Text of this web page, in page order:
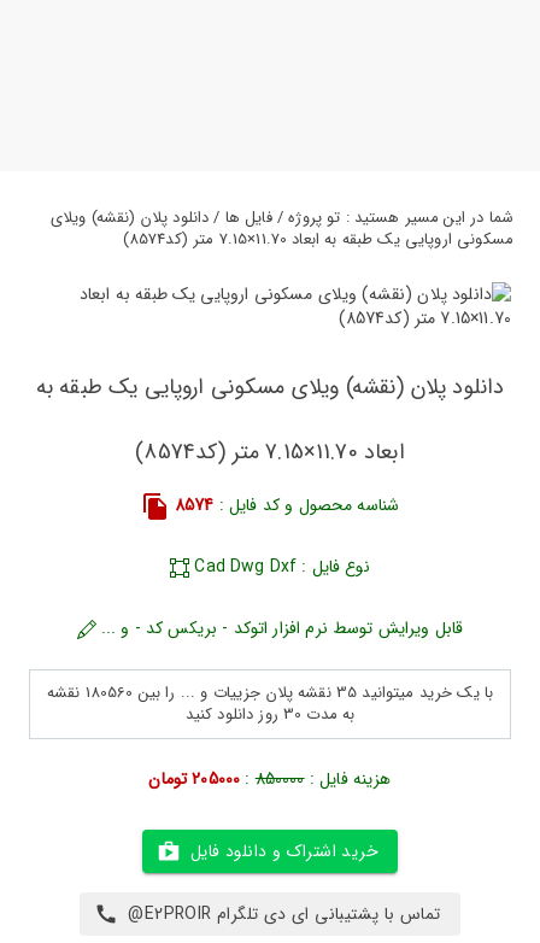
شما در این مسیر هستید : تو پروژه / فایل ها / دانلود پلان (نقشه) ویلای
مسکونی اروپایی یک طبقه به ابعاد 11.70×7.15 متر (کد8574)
دانلود پلان (نقشه) ویلای مسکونی اروپایی یک طبقه به
ابعاد 11.70×7.15 متر (کد8574)
شناسه محصول و کد فایل : 8574
نوع فایل : Cad Dwg Dxf
قابل ویرایش توسط نرم افزار اتوکد - بریکس کد - و ...
با یک خرید میتوانید 35 نقشه پلان جزییات و ... را بین 180560 نقشه
به مدت 30 روز دانلود کنید
هزینه فایل :850000
: 205000 تومان
خرید اشتراک و دانلود فایل
تماس با پشتیبانی ای دی تلگرام E2PROIR@